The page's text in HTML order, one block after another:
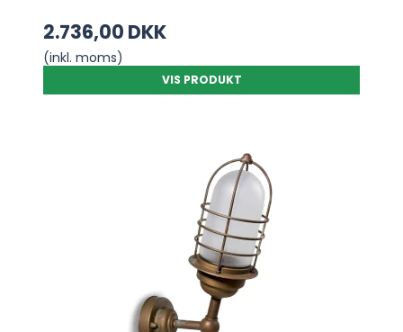
2.736,00 DKK
(inkl. moms)
VIS PRODUKT